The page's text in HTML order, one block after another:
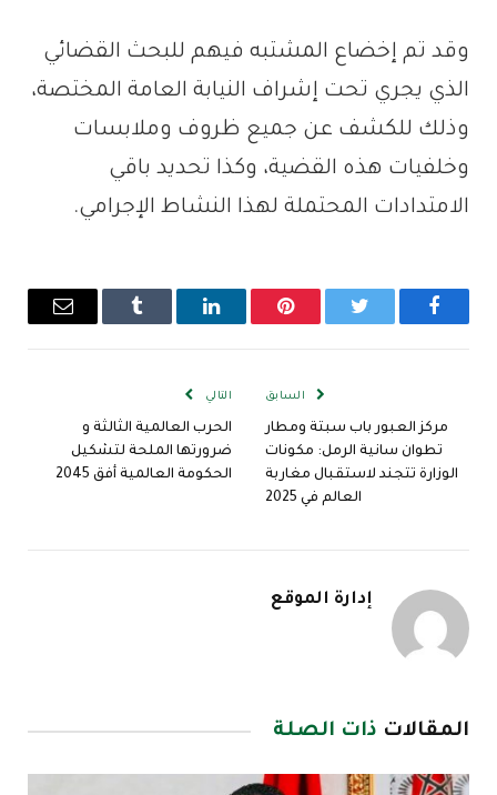
وقد تم إخضاع المشتبه فيهم للبحث القضائي
الذي يجري تحت إشراف النيابة العامة المختصة،
وذلك للكشف عن جميع ظروف وملابسات
وخلفيات هذه القضية، وكذا تحديد باقي
الامتدادات المحتملة لهذا النشاط الإجرامي.
فيسبوك تويتر بينتيريستلينكدإن Tumblr
البريد
السابق
مركز العبور باب سبتة ومطار
تطوان سانية الرمل: مكونات
الوزارة تتجند لاستقبال مغاربة
العالم في 2025
التالي
الحرب العالمية الثالثة و
ضرورتها الملحة لتشكيل
الحكومة العالمية أفق 2045
إدارة الموقع
المقالات ذات الصلة